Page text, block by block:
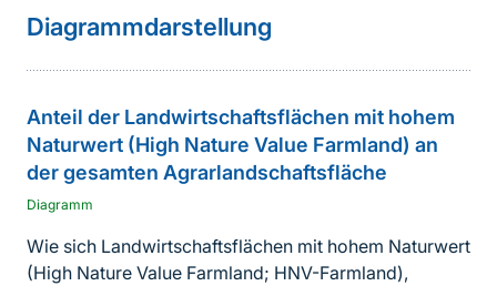
weiterführender
Diagrammdarstellung
Anteil der Landwirtschaftsflächen mit hohem
Naturwert (High Nature Value Farmland) an
der gesamten Agrarlandschaftsfläche
Diagramm
Wie sich Landwirtschaftsflächen mit hohem Naturwert
(High Nature Value Farmland; HNV-Farmland),